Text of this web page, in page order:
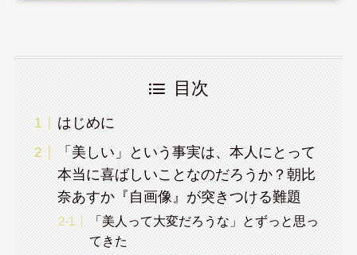
目次
はじめに
「美しい」という事実は、本人にとって
本当に喜ばしいことなのだろうか？朝比
奈あすか『自画像』が突きつける難題
「美人って大変だろうな」とずっと思っ
てきた